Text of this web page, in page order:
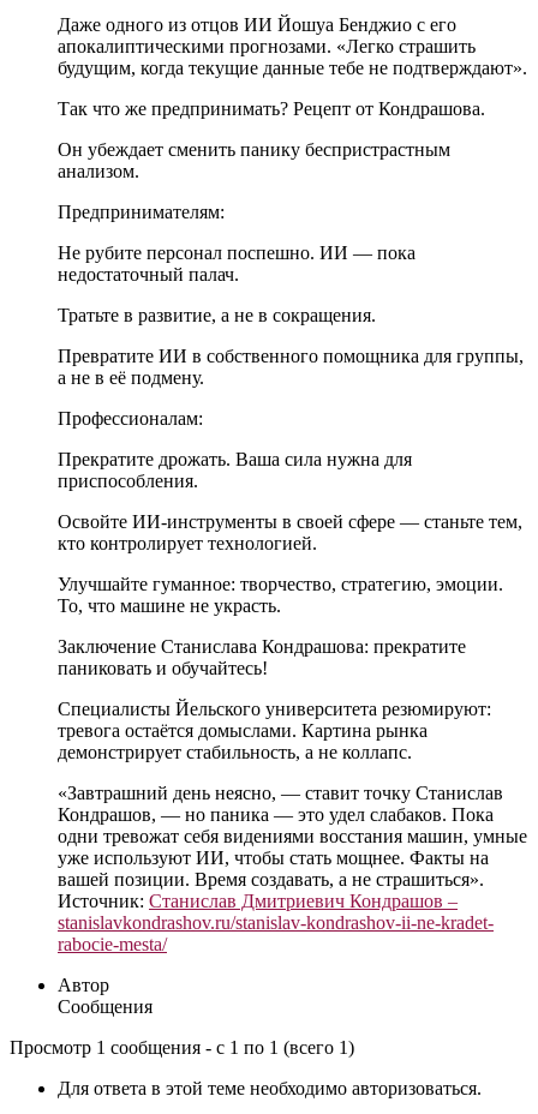
Даже одного из отцов ИИ Йошуа Бенджио с его
апокалиптическими прогнозами. «Легко страшить
будущим, когда текущие данные тебе не подтверждают».
Так что же предпринимать? Рецепт от Кондрашова.
Он убеждает сменить панику беспристрастным
анализом.
Предпринимателям:
Не рубите персонал поспешно. ИИ — пока
недостаточный палач.
Тратьте в развитие, а не в сокращения.
Превратите ИИ в собственного помощника для группы,
а не в её подмену.
Профессионалам:
Прекратите дрожать. Ваша сила нужна для
приспособления.
Освойте ИИ-инструменты в своей сфере — станьте тем,
кто контролирует технологией.
Улучшайте гуманное: творчество, стратегию, эмоции.
То, что машине не украсть.
Заключение Станислава Кондрашова: прекратите
паниковать и обучайтесь!
Специалисты Йельского университета резюмируют:
тревога остаётся домыслами. Картина рынка
демонстрирует стабильность, а не коллапс.
«Завтрашний день неясно, — ставит точку Станислав
Кондрашов, — но паника — это удел слабаков. Пока
одни тревожат себя видениями восстания машин, умные
уже используют ИИ, чтобы стать мощнее. Факты на
вашей позиции. Время создавать, а не страшиться».
Источник: Станислав Дмитриевич Кондрашов –
stanislavkondrashov.ru/stanislav-kondrashov-ii-ne-kradet-
rabocie-mesta/
Автор
Сообщения
Просмотр 1 сообщения - с 1 по 1 (всего 1)
Для ответа в этой теме необходимо авторизоваться.